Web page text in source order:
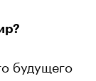
будущего